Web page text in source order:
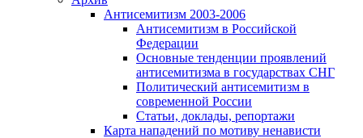
Антисемитизм 2003-2006
Антисемитизм в Российской
Федерации
Основные тенденции проявлений
антисемитизма в государствах СНГ
Политический антисемитизм в
современной России
Статьи, доклады, репортажи
Карта нападений по мотиву ненависти